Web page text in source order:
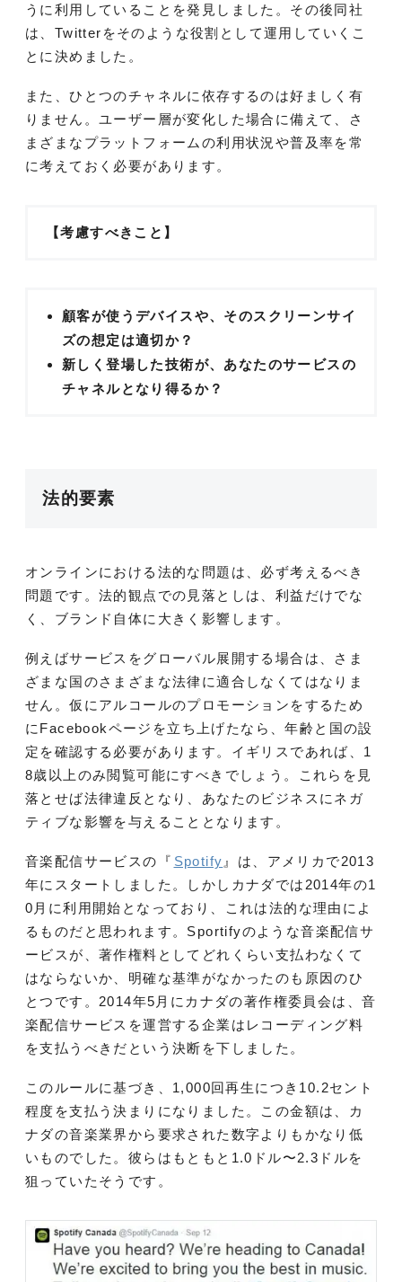
うに利用していることを発見しました。その後同社
は、Twitterをそのような役割として運用していくこ
とに決めました。
また、ひとつのチャネルに依存するのは好ましく有
りません。ユーザー層が変化した場合に備えて、さ
まざまなプラットフォームの利用状況や普及率を常
に考えておく必要があります。
【考慮すべきこと】
顧客が使うデバイスや、そのスクリーンサイ
ズの想定は適切か？
新しく登場した技術が、あなたのサービスの
チャネルとなり得るか？
法的要素
オンラインにおける法的な問題は、必ず考えるべき
問題です。 法的観点での見落としは、利益だけでな
く、ブランド自体に大きく影響します。
例えばサービスをグローバル展開する場合は、さま
ざまな国のさまざまな法律に適合しなくてはなりま
せん。仮にアルコールのプロモーションをするため
にFacebookページを立ち上げたなら、年齢と国の設
定を確認する必要があります。イギリスであれば、1
8歳以上のみ閲覧可能にすべきでしょう。これらを見
落とせば法律違反となり、あなたのビジネスにネガ
ティブな影響を与えることとなります。
音楽配信サービスの『 Spotify 』は、アメリカで2013
年にスタートしました。しかしカナダでは2014年の1
0月に利用開始となっており、これは法的な理由によ
るものだと思われます。Sportifyのような音楽配信サ
ービスが、著作権料としてどれくらい支払わなくて
はならないか、明確な基準がなかったのも原因のひ
とつです。2014年5月にカナダの著作権委員会は、音
楽配信サービスを運営する企業はレコーディング料
を支払うべきだという決断を下しました。
このルールに基づき、1,000回再生につき10.2セント
程度を支払う決まりになりました。この金額は、カ
ナダの音楽業界から要求された数字よりもかなり低
いものでした。彼らはもともと1.0ドル〜2.3ドルを
狙っていたそうです。